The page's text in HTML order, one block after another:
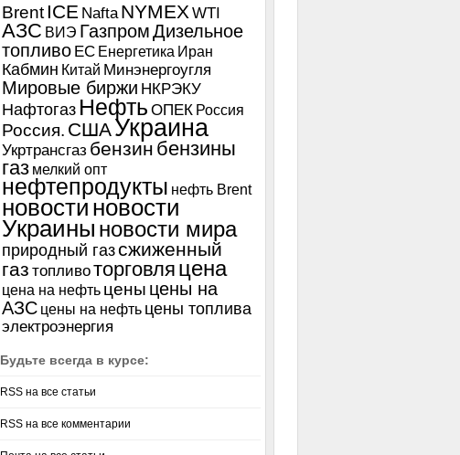
Brent ICE Nafta NYMEXWTI
АЗС ВИЭ ГазпромДизельное
топливо ЕС Енергетика Иран
Кабмин Китай Минэнергоугля
Мировые биржи НКРЭКУ
Нафтогаз Нефть ОПЕК Россия
Россия. СШАУкраина
Укртрансгаз бензин бензины
газ мелкий опт
нефтепродукты нефть Brent
новости новости
Украины новости мира
природный газсжиженный
газ топливоторговля цена
цена на нефть цены цены на
АЗС цены на нефть цены топлива
электроэнергия
Будьте всегда в курсе:
RSS на все статьи
RSS на все комментарии